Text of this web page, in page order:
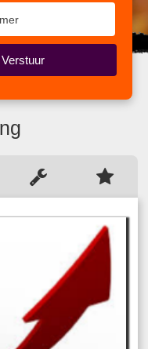
leren.
Verstuur